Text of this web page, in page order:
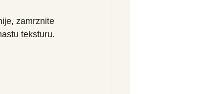
zamrznite
teksturu.